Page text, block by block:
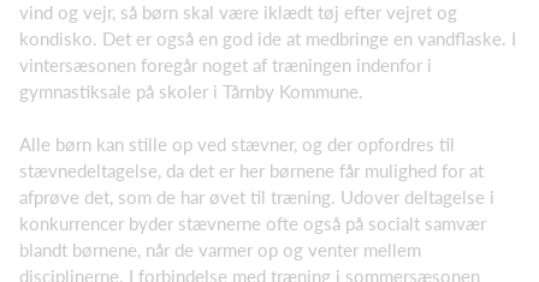
vind og vejr, så børn skal være iklædt tøj efter vejret og
kondisko. Det er også en god ide at medbringe en vandflaske. I
vintersæsonen foregår noget af træningen indenfor i
gymnastiksale på skoler i Tårnby Kommune.
Alle børn kan stille op ved stævner, og der opfordres til
stævnedeltagelse, da det er her børnene får mulighed for at
afprøve det, som de har øvet til træning. Udover deltagelse i
konkurrencer byder stævnerne ofte også på socialt samvær
blandt børnene, når de varmer op og venter mellem
disciplinerne. I forbindelse med træning i sommersæsonen